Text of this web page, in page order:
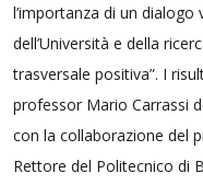
l’importanza di un
dell’Università e della
trasversale positiva”. I
professor Mario Carrassi
con la collaborazione del
Rettore del Politecnico di